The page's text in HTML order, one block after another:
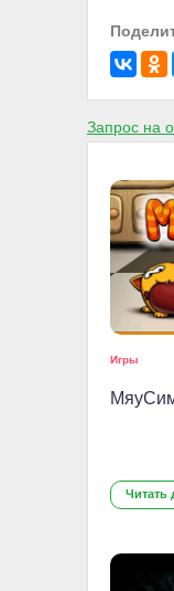
Запрос на
Игры
Читать